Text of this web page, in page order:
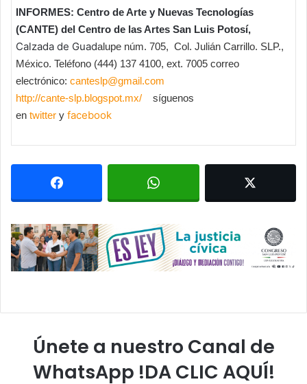
INFORMES: Centro de Arte y Nuevas Tecnologías
(CANTE) del Centro de las Artes San Luis Potosí,
Calzada de Guadalupe núm. 705, Col. Julián Carrillo. SLP.,
México. Teléfono (444) 137 4100, ext. 7005 correo
electrónico: canteslp@gmail.com
http://cante-slp.blogspot.mx/ síguenos
en twitter y facebook
Únete a nuestro Canal de
WhatsApp !DA CLIC AQUÍ!